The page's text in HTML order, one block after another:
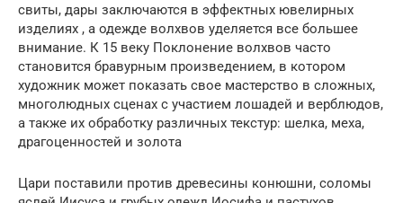
свиты, дары заключаются в эффектных ювелирных
изделиях , а одежде волхвов уделяется все большее
внимание. К 15 веку Поклонение волхвов часто
становится бравурным произведением, в котором
художник может показать свое мастерство в сложных,
многолюдных сценах с участием лошадей и верблюдов,
а также их обработку различных текстур: шелка, меха,
драгоценностей и золота
Цари поставили против древесины конюшни, соломы